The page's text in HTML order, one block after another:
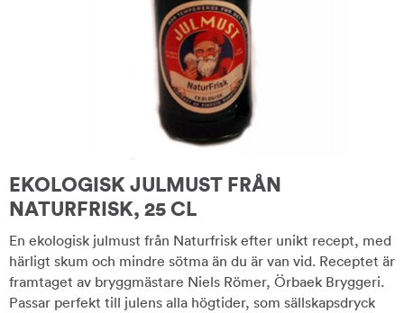
EKOLOGISK JULMUST FRÅN
NATURFRISK, 25 CL
En ekologisk julmust från Naturfrisk efter unikt recept, med
härligt skum och mindre sötma än du är van vid. Receptet är
framtaget av bryggmästare Niels Römer, Örbaek Bryggeri.
Passar perfekt till julens alla högtider, som sällskapsdryck